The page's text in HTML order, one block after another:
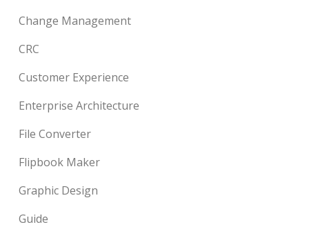
Change Management
CRC
Customer Experience
Enterprise Architecture
File Converter
Flipbook Maker
Graphic Design
Guide